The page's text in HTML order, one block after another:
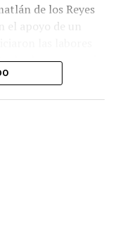
de los Reyes
el apoyo de un
la emergencia